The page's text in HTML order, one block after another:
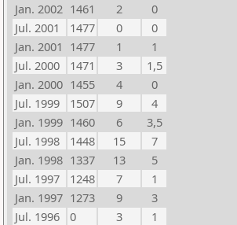
Jan. 2002 1461 2
0
Jul. 2001
1477 0
0
Jan. 2001 1477 1
1
Jul. 2000
1471 3
1,5
Jan. 2000 1455 4
0
Jul. 1999
1507 9
4
Jan. 1999 1460 6
3,5
Jul. 1998
1448 15
7
Jan. 1998 1337 13
5
Jul. 1997
1248 7
1
Jan. 1997 1273 9
3
Jul. 1996
0 3
1